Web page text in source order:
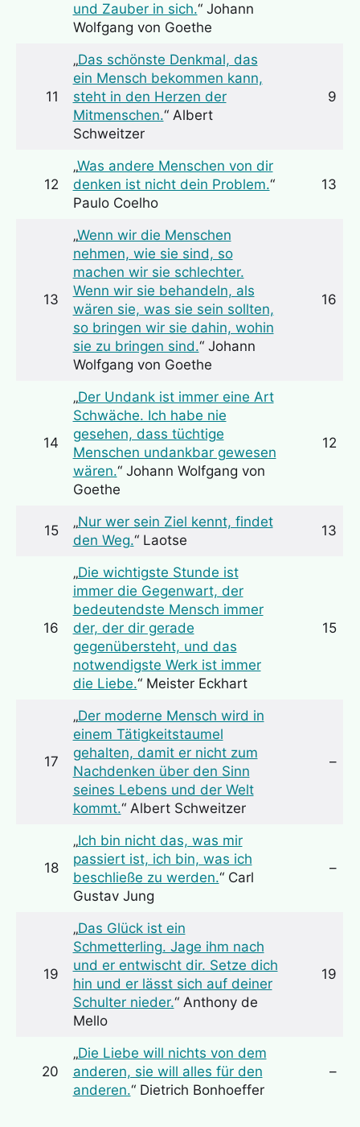
und Zauber in sich.“ Johann
Wolfgang von Goethe
11
„Das schönste Denkmal, das
ein Mensch bekommen kann,
steht in den Herzen der
Mitmenschen.“ Albert
Schweitzer
9
12
„Was andere Menschen von dir
denken ist nicht dein Problem.“
Paulo Coelho
13
13
„Wenn wir die Menschen
nehmen, wie sie sind, so
machen wir sie schlechter.
Wenn wir sie behandeln, als
wären sie, was sie sein sollten,
so bringen wir sie dahin, wohin
sie zu bringen sind.“ Johann
Wolfgang von Goethe
16
14
„Der Undank ist immer eine Art
Schwäche. Ich habe nie
gesehen, dass tüchtige
Menschen undankbar gewesen
wären.“ Johann Wolfgang von
Goethe
12
15
„Nur wer sein Ziel kennt, findet
den Weg.“ Laotse
13
16
„Die wichtigste Stunde ist
immer die Gegenwart, der
bedeutendste Mensch immer
der, der dir gerade
gegenübersteht, und das
notwendigste Werk ist immer
die Liebe.“ Meister Eckhart
15
17
„Der moderne Mensch wird in
einem Tätigkeitstaumel
gehalten, damit er nicht zum
Nachdenken über den Sinn
seines Lebens und der Welt
kommt.“ Albert Schweitzer
–
18
„Ich bin nicht das, was mir
passiert ist, ich bin, was ich
beschließe zu werden.“ Carl
Gustav Jung
–
19
„Das Glück ist ein
Schmetterling. Jage ihm nach
und er entwischt dir. Setze dich
hin und er lässt sich auf deiner
Schulter nieder.“ Anthony de
Mello
19
20
„Die Liebe will nichts von dem
anderen, sie will alles für den
anderen.“ Dietrich Bonhoeffer
–